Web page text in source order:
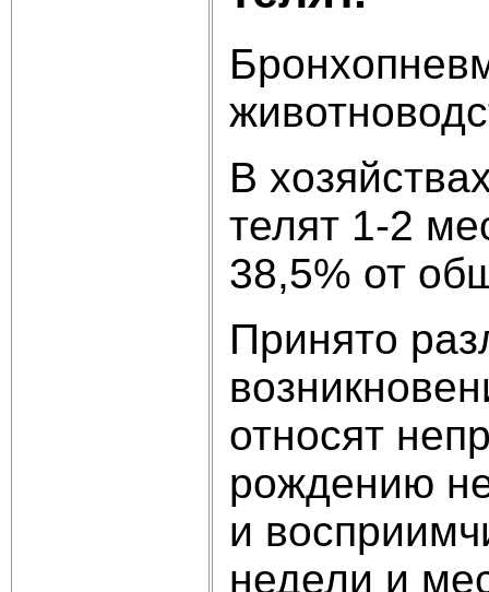
В
телят 1-2
38,5% от
Принято
относят
рождению
и
недели и